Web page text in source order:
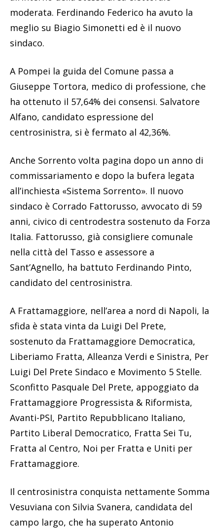
moderata. Ferdinando Federico ha avuto la
meglio su Biagio Simonetti ed è il nuovo
sindaco.
A Pompei la guida del Comune passa a
Giuseppe Tortora, medico di professione, che
ha ottenuto il 57,64% dei consensi. Salvatore
Alfano, candidato espressione del
centrosinistra, si è fermato al 42,36%.
Anche Sorrento volta pagina dopo un anno di
commissariamento e dopo la bufera legata
all’inchiesta «Sistema Sorrento». Il nuovo
sindaco è Corrado Fattorusso, avvocato di 59
anni, civico di centrodestra sostenuto da Forza
Italia. Fattorusso, già consigliere comunale
nella città del Tasso e assessore a
Sant’Agnello, ha battuto Ferdinando Pinto,
candidato del centrosinistra.
A Frattamaggiore, nell’area a nord di Napoli, la
sfida è stata vinta da Luigi Del Prete,
sostenuto da Frattamaggiore Democratica,
Liberiamo Fratta, Alleanza Verdi e Sinistra, Per
Luigi Del Prete Sindaco e Movimento 5 Stelle.
Sconfitto Pasquale Del Prete, appoggiato da
Frattamaggiore Progressista & Riformista,
Avanti-PSI, Partito Repubblicano Italiano,
Partito Liberal Democratico, Fratta Sei Tu,
Fratta al Centro, Noi per Fratta e Uniti per
Frattamaggiore.
Il centrosinistra conquista nettamente Somma
Vesuviana con Silvia Svanera, candidata del
campo largo, che ha superato Antonio